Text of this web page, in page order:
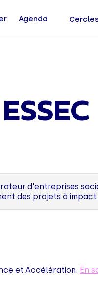
Agenda Cercles
d'entreprises
des projets à
et Accélération. En